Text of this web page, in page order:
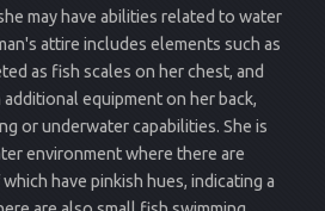
may have abilities related to water
attire includes elements such as
as fish scales on her chest, and
equipment on her back,
or underwater capabilities. She is
environment where there are
have pinkish hues, indicating a